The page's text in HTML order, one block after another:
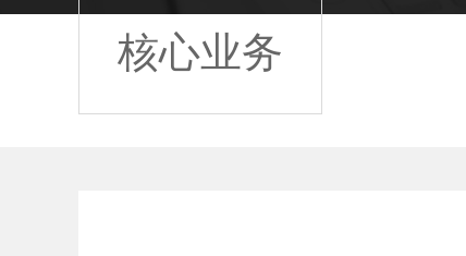
核心业务